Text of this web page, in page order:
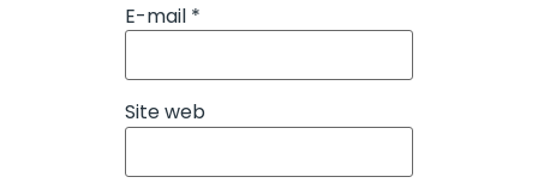
E-mail *
Site web